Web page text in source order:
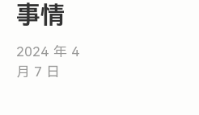
事情
2024 年 4
月 7 日